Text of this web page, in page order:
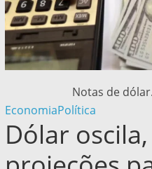
Notas de
EconomiaPolítica
Dólar